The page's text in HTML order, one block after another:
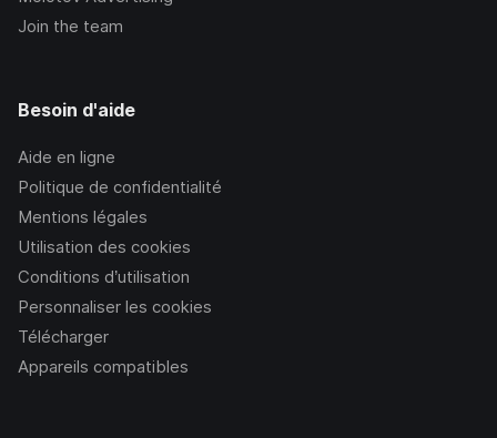
Join the team
Besoin d'aide
Aide en ligne
Politique de confidentialité
Mentions légales
Utilisation des cookies
Conditions d’utilisation
Personnaliser les cookies
Télécharger
Appareils compatibles